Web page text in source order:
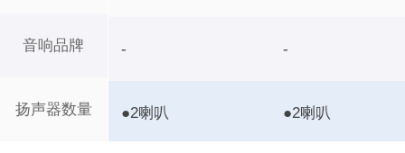
音响品牌
扬声器数量
- -
●2喇叭 ●2喇叭